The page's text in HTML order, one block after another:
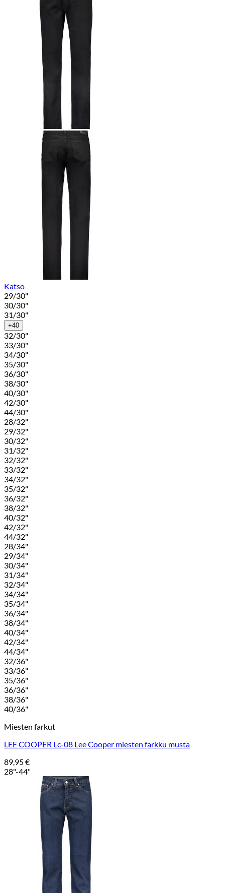
Katso
29/30"
30/30"
31/30"
+40
32/30"
33/30"
34/30"
35/30"
36/30"
38/30"
40/30"
42/30"
44/30"
28/32"
29/32"
30/32"
31/32"
32/32"
33/32"
34/32"
35/32"
36/32"
38/32"
40/32"
42/32"
44/32"
28/34"
29/34"
30/34"
31/34"
32/34"
34/34"
35/34"
36/34"
38/34"
40/34"
42/34"
44/34"
32/36"
33/36"
35/36"
36/36"
38/36"
40/36"
Miesten farkut
LEE COOPER Lc-08 Lee Cooper miesten farkku musta
89,95€
28"-44"